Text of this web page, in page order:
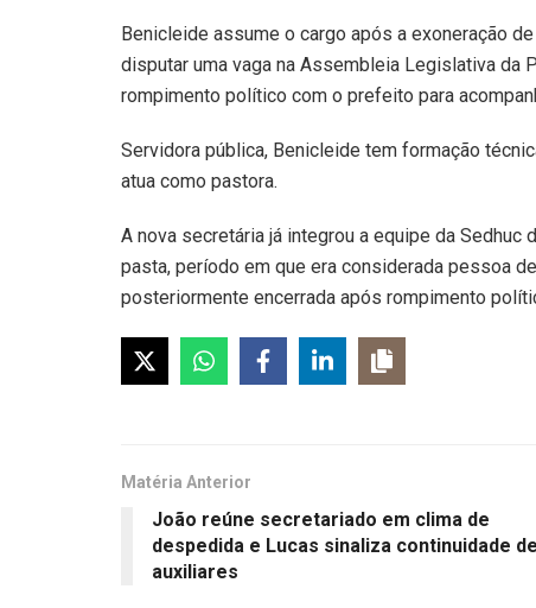
Benicleide assume o cargo após a exoneração
disputar uma vaga na Assembleia Legislativa da
rompimento político com o prefeito para
Servidora pública, Benicleide tem formação
atua como pastora.
A nova secretária já integrou a equipe da Sedhuc
pasta, período em que era considerada pessoa
posteriormente encerrada após rompimento
Matéria Anterior
João reúne secretariado em clima de
despedida e Lucas sinaliza continuidade de
auxiliares